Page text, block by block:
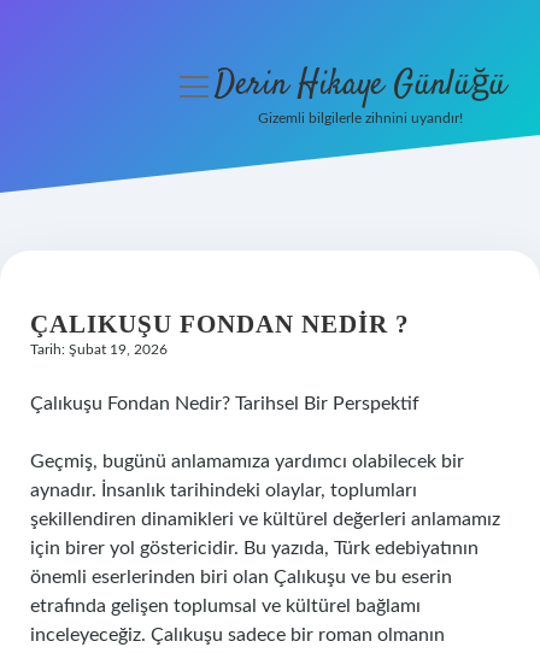
Hakkımızda
menüyüDerin Hikaye Günlüğü
Gizemli bilgilerle zihnini uyandır!
ÇALIKUŞU FONDAN NEDIR ?
Tarih: Şubat 19, 2026
Çalıkuşu Fondan Nedir? Tarihsel Bir Perspektif
Geçmiş, bugünü anlamamıza yardımcı olabilecek bir
aynadır. İnsanlık tarihindeki olaylar, toplumları
şekillendiren dinamikleri ve kültürel değerleri anlamamız
için birer yol göstericidir. Bu yazıda, Türk edebiyatının
önemli eserlerinden biri olan Çalıkuşu ve bu eserin
etrafında gelişen toplumsal ve kültürel bağlamı
inceleyeceğiz. Çalıkuşu sadece bir roman olmanın